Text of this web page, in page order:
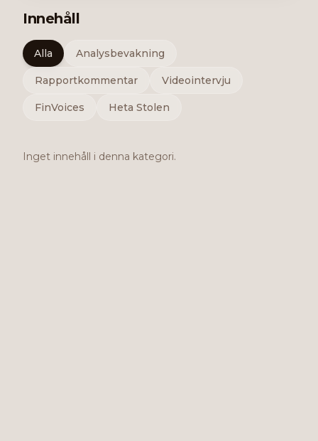
Innehåll
Alla Analysbevakning
Rapportkommentar Videointervju
FinVoices Heta Stolen
Inget innehåll i denna kategori.